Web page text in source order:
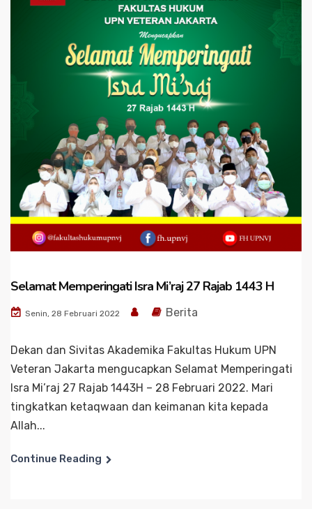
Selamat Memperingati Isra Mi’raj 27 Rajab 1443 H
Senin, 28 Februari 2022 Berita
Dekan dan Sivitas Akademika Fakultas Hukum UPN
Veteran Jakarta mengucapkan Selamat Memperingati
Isra Mi’raj 27 Rajab 1443H – 28 Februari 2022. Mari
tingkatkan ketaqwaan dan keimanan kita kepada
Allah...
Continue Reading